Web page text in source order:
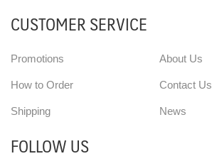
CUSTOMER SERVICE
Promotions
How to Order
Shipping
About Us
Contact Us
News
FOLLOW US